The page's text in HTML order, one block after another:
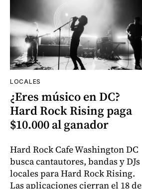
LOCALES
¿Eres músico en DC?
Hard Rock Rising paga
$10.000 al ganador
Hard Rock Cafe Washington DC
busca cantautores, bandas y DJs
locales para Hard Rock Rising.
Las aplicaciones cierran el 18 de